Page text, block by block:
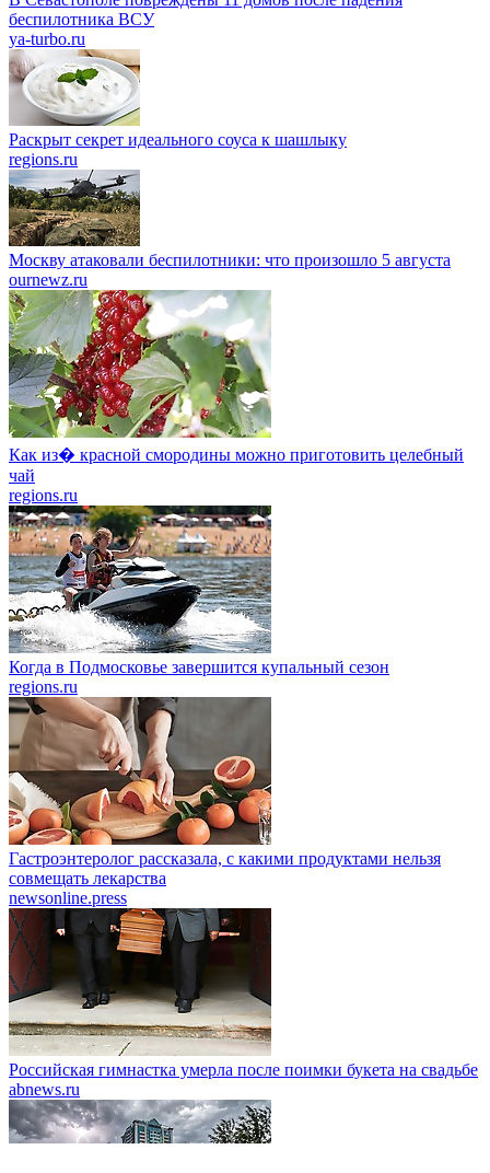
беспилотника ВСУ
ya-turbo.ru
Раскрыт секрет идеального соуса к шашлыку
regions.ru
Москву атаковали беспилотники: что произошло 5 августа
ournewz.ru
Как из� красной смородины можно приготовить целебный
чай
regions.ru
Когда в Подмосковье завершится купальный сезон
regions.ru
Гастроэнтеролог рассказала, с какими продуктами нельзя
совмещать лекарства
newsonline.press
Российская гимнастка умерла после поимки букета на свадьбе
abnews.ru